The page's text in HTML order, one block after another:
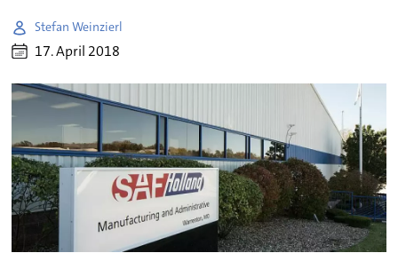
Stefan Weinzierl
17. April 2018